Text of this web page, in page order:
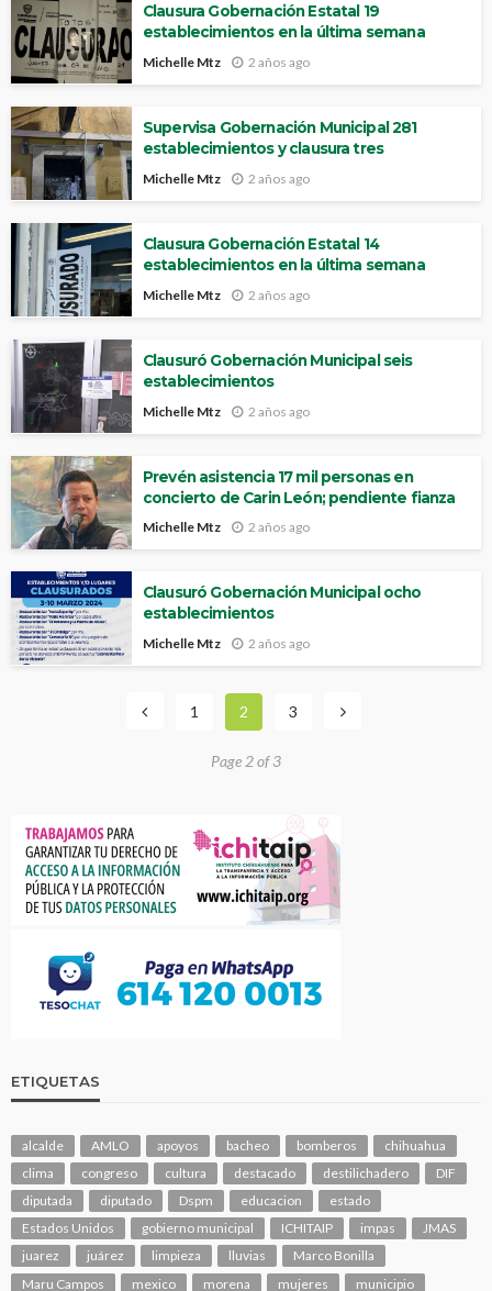
Clausura Gobernación Estatal 19
establecimientos en la última semana
Michelle Mtz 2 años ago
Supervisa Gobernación Municipal 281
establecimientos y clausura tres
Michelle Mtz 2 años ago
Clausura Gobernación Estatal 14
establecimientos en la última semana
Michelle Mtz 2 años ago
Clausuró Gobernación Municipal seis
establecimientos
Michelle Mtz 2 años ago
Prevén asistencia 17 mil personas en
concierto de Carin León; pendiente fianza
Michelle Mtz 2 años ago
Clausuró Gobernación Municipal ocho
establecimientos
Michelle Mtz 2 años ago
1 2 3
Page 2 of 3
ETIQUETAS
alcalde AMLO apoyos bacheo bomberos
chihuahua
clima
congreso cultura destacado destilichadero
DIF
diputada
diputado Dspm educacion
estado
Estados Unidos
gobierno municipal ICHITAIP impas
JMAS
juarez
juárez limpieza lluvias
Marco Bonilla
Maru Campos
mexico morena mujeres
municipio